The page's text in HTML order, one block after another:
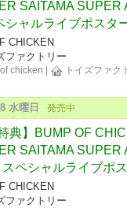
SAITAMA
シャルライブポスタ
CHICKEN
ファクトリー
chicken
トイズファク
水曜日 発売中
典】BUMP OF
SAITAMA
スペシャルライブポ
CHICKEN
ファクトリー